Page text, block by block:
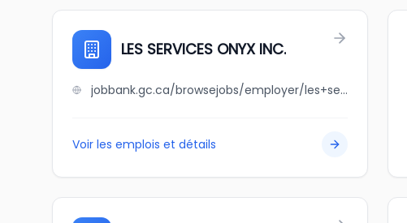
LES SERVICES ONYX INC.
jobbank.gc.ca/browsejobs/employer/les+services+onyx+inc./ca
Voir les emplois et détails